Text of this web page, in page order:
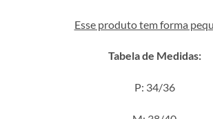
Esse produto tem forma
Tabela de Medidas:
P: 34/36